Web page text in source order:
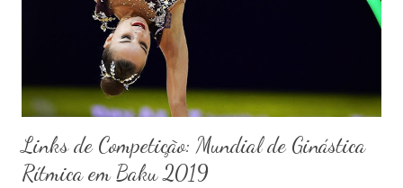
Links de Competição: Mundial de Ginástica
Rítmica em Baku 2019